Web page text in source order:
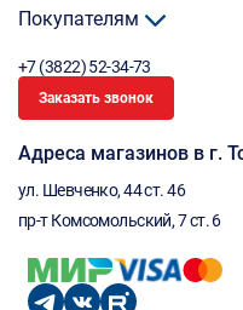
Покупателям
+7 (3822) 52-34-73
Заказать звонок
Адреса магазинов в г.
ул. Шевченко, 44 ст. 46
пр-т Комсомольский, 7 ст. 6